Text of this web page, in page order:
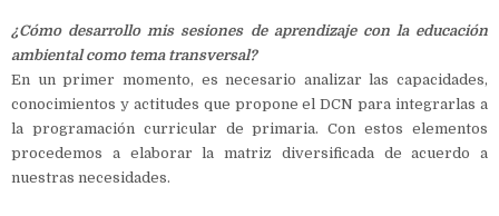
¿Cómo desarrollo mis sesiones de aprendizaje con la educación
ambiental como tema transversal?
En un primer momento, es necesario analizar las capacidades,
conocimientos y actitudes que propone el DCN para integrarlas a
la programación curricular de primaria. Con estos elementos
procedemos a elaborar la matriz diversificada de acuerdo a
nuestras necesidades.